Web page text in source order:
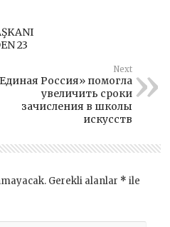
23
Next
Россия» помогла
увеличить сроки
зачисления в школы
искусств
Gerekli alanlar * ile